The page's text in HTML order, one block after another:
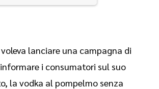
lanciare una campagna di
i consumatori sul suo
la vodka al pompelmo senza